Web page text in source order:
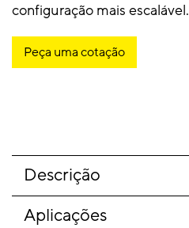
configuração mais escalável.
Peça uma cotação
Descrição
Aplicações